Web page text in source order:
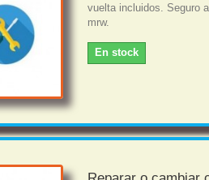
vuelta incluidos. Seguro
mrw.
En stock